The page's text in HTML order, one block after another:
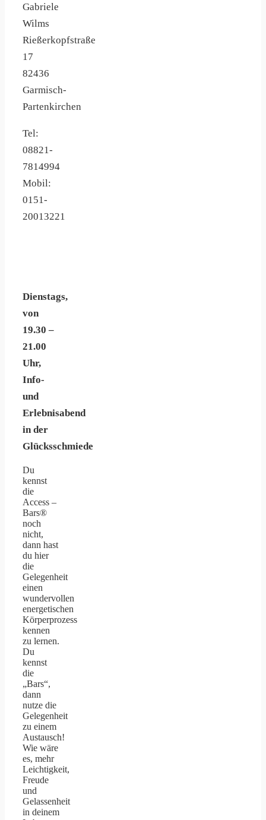
Gabriele
Wilms
Rießerkopfstraße
17
82436
Garmisch-
Partenkirchen
Tel:
08821-
7814994
Mobil:
0151-
20013221
Dienstags,
von
19.30 –
21.00
Uhr,
Info-
und
Erlebnisabend
in der
Glücksschmiede
Du
kennst
die
Access –
Bars®
noch
nicht,
dann hast
du hier
die
Gelegenheit
einen
wundervollen
energetischen
Körperprozess
kennen
zu lernen.
Du
kennst
die
„Bars“,
dann
nutze die
Gelegenheit
zu einem
Austausch!
Wie wäre
es, mehr
Leichtigkeit,
Freude
und
Gelassenheit
in deinem